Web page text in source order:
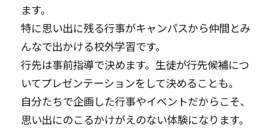
ます。
特に思い出に残る行事がキャンパスから仲間とみ
んなで出かける校外学習です。
行先は事前指導で決めます。生徒が行先候補につ
いてプレゼンテーションをして決めることも。
自分たちで企画した行事やイベントだからこそ、
思い出にのこるかけがえのない体験になります。